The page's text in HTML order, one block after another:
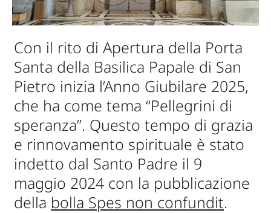
Con il rito di Apertura della Porta
Santa della Basilica Papale di San
Pietro inizia l’Anno Giubilare 2025,
che ha come tema “Pellegrini di
speranza”. Questo tempo di grazia
e rinnovamento spirituale è stato
indetto dal Santo Padre il 9
maggio 2024 con la pubblicazione
della bolla Spes non confundit.